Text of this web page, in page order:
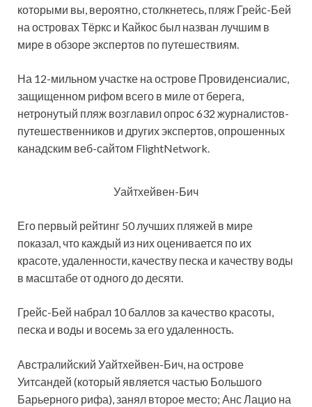
которыми вы, вероятно, столкнетесь, пляж Грейс-Бей
на островах Тёркс и Кайкос был назван лучшим в
мире в обзоре экспертов по путешествиям.
На 12-мильном участке на острове Провиденсиалис,
защищенном рифом всего в миле от берега,
нетронутый пляж возглавил опрос 632 журналистов-
путешественников и других экспертов, опрошенных
канадским веб-сайтом FlightNetwork.
Уайтхейвен-Бич
Его первый рейтинг 50 лучших пляжей в мире
показал, что каждый из них оценивается по их
красоте, удаленности, качеству песка и качеству воды
в масштабе от одного до десяти.
Грейс-Бей набрал 10 баллов за качество красоты,
песка и воды и восемь за его удаленность.
Австралийский Уайтхейвен-Бич, на острове
Уитсандей (который является частью Большого
Барьерного рифа), занял второе место; Анс Лацио на